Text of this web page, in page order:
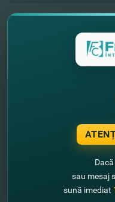
Schemei de
sau mesaj
sună imediat